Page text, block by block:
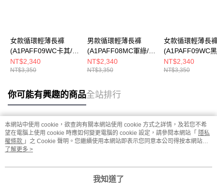
女款循環輕薄長褲
(A1PAFF09WC卡其/工
裝感/多口袋設計/都會
休閒)
NT$2,340
NT$3,350
男款循環輕薄長褲
(A1PAFF08MC軍綠/工
裝感/多口袋設計/都會
休閒)
NT$2,340
NT$3,350
女款循環輕薄長
(A1PAFF09WC
感/多口袋設計/都
閒)
NT$2,340
NT$3,350
你可能有興趣的商品全站排行
熱門標籤
本網站中使用 cookie，欲查詢有關本網站使用 cookie 方式之詳情，及若您不希
望在電腦上使用 cookie 時應如何變更電腦的 cookie 設定，請參閱本網站「 隱私
權條款 」之 Cookie 聲明。您繼續使用本網站即表示您同意本公司得按本網站使
用條款之 Cookie 聲明使用 cookie。
了解更多 >
我知道了